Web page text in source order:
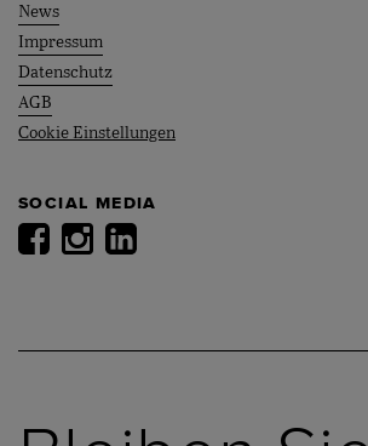
News
Impressum
Datenschutz
AGB
Cookie Einstellungen
SOCIAL MEDIA